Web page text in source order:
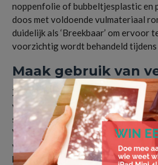
noppenfolie of bubbeltjesplastic en
doos met voldoende vulmateriaal
duidelijk als ‘Breekbaar’ om ervoor
voorzichtig wordt behandeld
Maak gebruik van
Zorg ervoor dat je het pakket goed
voorkomen dat het tijdens het
stevige tape om de doos of
Vergeet niet om ook de naden van
verzegelen om te voorkomen dat
binnendringt.